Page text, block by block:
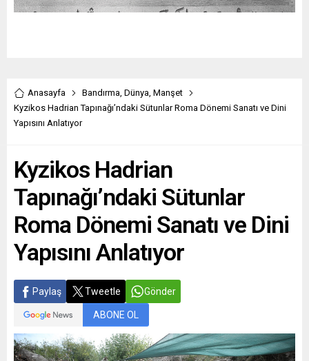
Anasayfa Bandırma, Dünya, Manşet
Kyzikos Hadrian Tapınağı’ndaki Sütunlar Roma Dönemi Sanatı ve Dini
Yapısını Anlatıyor
Kyzikos Hadrian
Tapınağı’ndaki Sütunlar
Roma Dönemi Sanatı ve Dini
Yapısını Anlatıyor
Paylaş Tweetle Gönder
ABONE OL